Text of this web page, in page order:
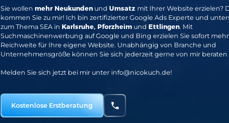
Sie wollenmehr Neukunden undUmsatz mit Ihrer Website erzielen?
kommen Sie zu mir! Ich binzertifizierter Google Ads Experte und
zum Thema SEA inKarlsruhe, Pforzheim undEttlingen. Mit
Suchmaschinenwerbung auf Google und Bing erzielen Sie sofort
Reichweite für Ihre eigene Website. Unabhängig von Branche und
Unternehmensgröße können Sie sich jederzeit gerne von mir beraten
Melden Sie sich jetzt bei mir unter info@nicokuch.de!
Kostenlose Erstberatung